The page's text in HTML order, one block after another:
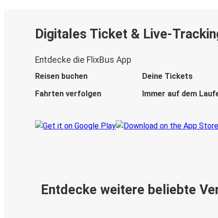
Digitales Ticket & Live-
Entdecke die FlixBus App
Reisen buchen
Deine Tickets
Fahrten verfolgen
Immer auf dem
Entdecke weitere beliebte